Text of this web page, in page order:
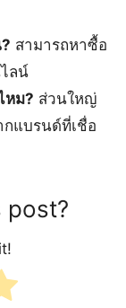
สามารถหาซื้อ
ลน์
หม? ส่วนใหญ่
กแบรนด์ที่เชื่อ
post?